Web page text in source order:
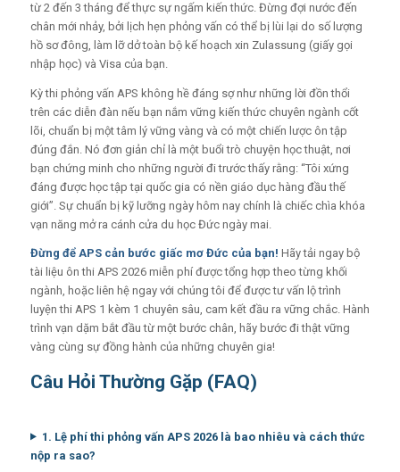
từ 2 đến 3 tháng để thực sự ngấm kiến thức. Đừng đợi nước đến
chân mới nhảy, bởi lịch hẹn phỏng vấn có thể bị lùi lại do số lượng
hồ sơ đông, làm lỡ dở toàn bộ kế hoạch xin Zulassung (giấy gọi
nhập học) và Visa của bạn.
Kỳ thi phỏng vấn APS không hề đáng sợ như những lời đồn thổi
trên các diễn đàn nếu bạn nắm vững kiến thức chuyên ngành cốt
lõi, chuẩn bị một tâm lý vững vàng và có một chiến lược ôn tập
đúng đắn. Nó đơn giản chỉ là một buổi trò chuyện học thuật, nơi
bạn chứng minh cho những người đi trước thấy rằng: “Tôi xứng
đáng được học tập tại quốc gia có nền giáo dục hàng đầu thế
giới”. Sự chuẩn bị kỹ lưỡng ngày hôm nay chính là chiếc chìa khóa
vạn năng mở ra cánh cửa du học Đức ngày mai.
Đừng để APS cản bước giấc mơ Đức của bạn! Hãy tải ngay bộ
tài liệu ôn thi APS 2026 miễn phí được tổng hợp theo từng khối
ngành, hoặc liên hệ ngay với chúng tôi để được tư vấn lộ trình
luyện thi APS 1 kèm 1 chuyên sâu, cam kết đầu ra vững chắc. Hành
trình vạn dặm bắt đầu từ một bước chân, hãy bước đi thật vững
vàng cùng sự đồng hành của những chuyên gia!
Câu Hỏi Thường Gặp (FAQ)
1. Lệ phí thi phỏng vấn APS 2026 là bao nhiêu và cách thức
nộp ra sao?